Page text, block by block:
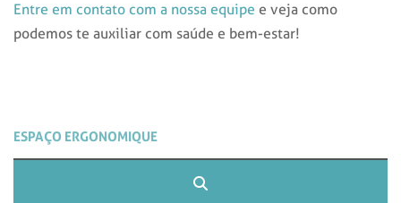
Entre em contato com a nossa equipe e veja como
podemos te auxiliar com saúde e bem-estar!